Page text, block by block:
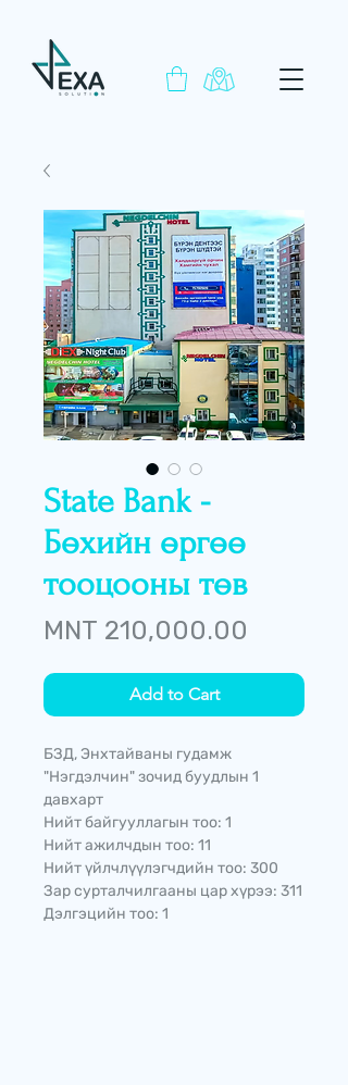
State Bank -
Бөхийн өргөө
тооцооны төв
MNT 210,000.00
Add to Cart
БЗД, Энхтайваны гудамж
"Нэгдэлчин" зочид буудлын 1
давхарт
Нийт байгууллагын тоо: 1
Нийт ажилчдын тоо: 11
Нийт үйлчлүүлэгчдийн тоо: 300
Зар сурталчилгааны цар хүрээ: 311
Дэлгэцийн тоо: 1